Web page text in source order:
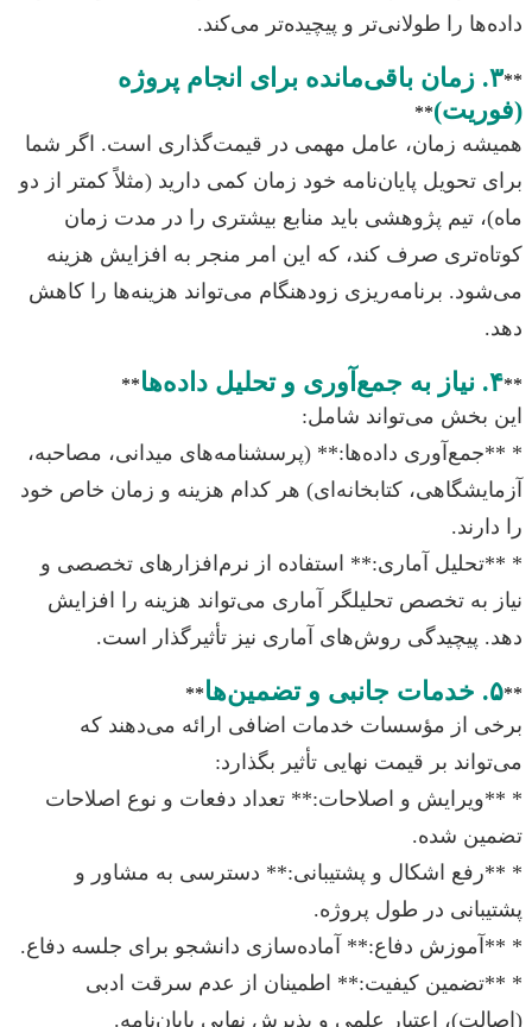
داده‌ها را طولانی‌تر و پیچیده‌تر می‌کند.
**
۳. زمان باقی‌مانده برای انجام پروژه
(فوریت)**
همیشه زمان، عامل مهمی در قیمت‌گذاری است. اگر شما
برای تحویل پایان‌نامه خود زمان کمی دارید (مثلاً کمتر از دو
ماه)، تیم پژوهشی باید منابع بیشتری را در مدت زمان
کوتاه‌تری صرف کند، که این امر منجر به افزایش هزینه
می‌شود. برنامه‌ریزی زودهنگام می‌تواند هزینه‌ها را کاهش
دهد.
**۴. نیاز به جمع‌آوری و تحلیل داده‌ها **
این بخش می‌تواند شامل:
* **جمع‌آوری داده‌ها:** (پرسشنامه‌های میدانی، مصاحبه،
آزمایشگاهی، کتابخانه‌ای) هر کدام هزینه و زمان خاص خود
را دارند.
* **تحلیل آماری:** استفاده از نرم‌افزارهای تخصصی و
نیاز به تخصص تحلیلگر آماری می‌تواند هزینه را افزایش
دهد. پیچیدگی روش‌های آماری نیز تأثیرگذار است.
**۵. خدمات جانبی و تضمین‌ها **
برخی از مؤسسات خدمات اضافی ارائه می‌دهند که
می‌تواند بر قیمت نهایی تأثیر بگذارد:
* **ویرایش و اصلاحات:** تعداد دفعات و نوع اصلاحات
تضمین شده.
* **رفع اشکال و پشتیبانی:** دسترسی به مشاور و
پشتیبانی در طول پروژه.
* **آموزش دفاع:** آماده‌سازی دانشجو برای جلسه دفاع.
* **تضمین کیفیت:** اطمینان از عدم سرقت ادبی
(اصالت)، اعتبار علمی و پذیرش نهایی پایان‌نامه.